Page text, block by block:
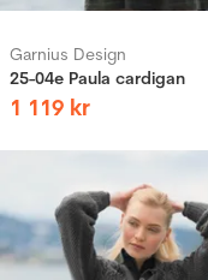
Garnius Design
25-04e Paula cardigan
1 119 kr